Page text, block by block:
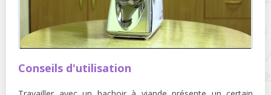
Conseils d'utilisation